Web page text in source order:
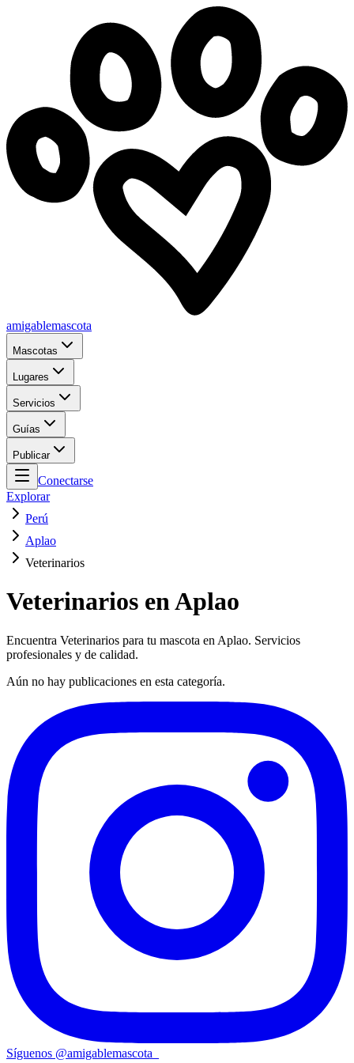
amigablemascota
Mascotas
Lugares
Servicios
Guías
Publicar
Conectarse
Explorar
Perú
Aplao
Veterinarios
Veterinarios en Aplao
Encuentra Veterinarios para tu mascota en Aplao. Servicios
profesionales y de calidad.
Aún no hay publicaciones en esta categoría.
Síguenos @amigablemascota_